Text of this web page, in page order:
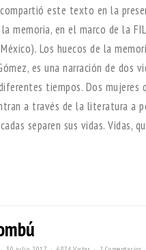
este texto en la
memoria, en el marco de la
Los huecos de la
es una narración de dos
tiempos. Dos mujeres
a través de la literatura a
separen sus vidas. Vidas,